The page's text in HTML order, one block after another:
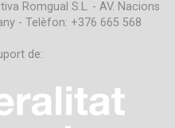
Romgual S.L. - AV. Nacions
- Telèfon: +376 665 568
de: